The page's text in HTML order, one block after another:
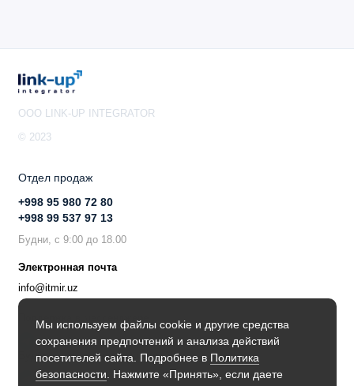
Мы используем файлы cookie и другие средства
сохранения предпочтений и анализа действий
посетителей сайта. Подробнее в Политика
безопасности . Нажмите «Принять», если даете
OOO LINK-UP INTEGRATOR
© 2023
Отдел продаж
+998 95 980 72 80
+998 99 537 97 13
Будни, с 9:00 до 18.00
Электронная почта
info@itmir.uz
Поддержка в мессенджере
Будьте в курсе наших новостей!